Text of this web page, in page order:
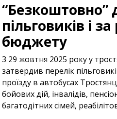
“Безкоштовно”
пільговиків і
бюджету
З 29 жовтня 2025 року у
затвердив перелік
проїзду в автобусах
бойових дій, інвалідів,
багатодітних сімей,